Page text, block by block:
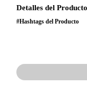
Detalles del Producto
#Hashtags del Producto